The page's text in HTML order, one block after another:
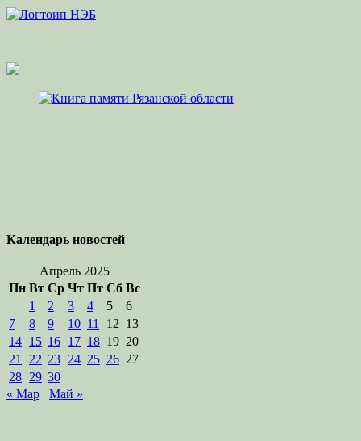
Календарь новостей
Апрель 2025
Пн Вт Ср Чт Пт Сб Вс
1
2 3 4 5
6
7
8 9 10 11 12 13
14 15 16 17 18 19 20
21 22 23 24 25 26 27
28 29 30
« Мар
Май »